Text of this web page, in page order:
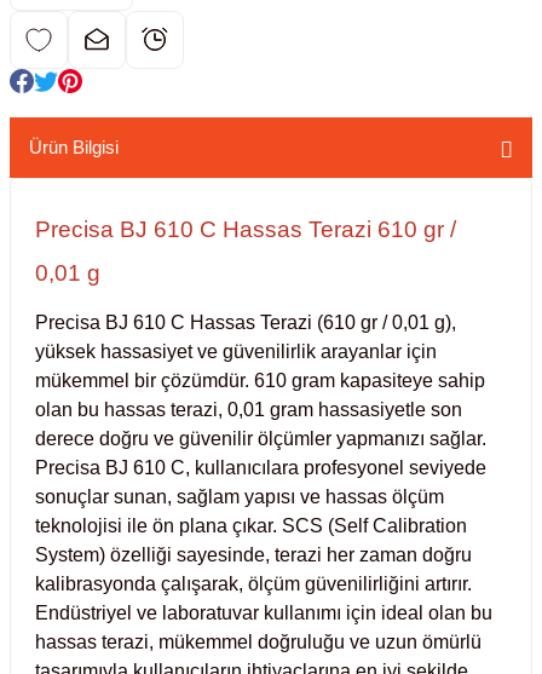
(Lineer Shaker)
Kabinleri
Ürün Bilgisi
Precisa BJ 610 C Hassas Terazi 610 gr /
0,01 g
Precisa BJ 610 C Hassas Terazi (610 gr / 0,01 g),
yüksek hassasiyet ve güvenilirlik arayanlar için
mükemmel bir çözümdür. 610 gram kapasiteye sahip
olan bu hassas terazi, 0,01 gram hassasiyetle son
derece doğru ve güvenilir ölçümler yapmanızı sağlar.
Precisa BJ 610 C, kullanıcılara profesyonel seviyede
sonuçlar sunan, sağlam yapısı ve hassas ölçüm
teknolojisi ile ön plana çıkar. SCS (Self Calibration
System) özelliği sayesinde, terazi her zaman doğru
kalibrasyonda çalışarak, ölçüm güvenilirliğini artırır.
Endüstriyel ve laboratuvar kullanımı için ideal olan bu
hassas terazi, mükemmel doğruluğu ve uzun ömürlü